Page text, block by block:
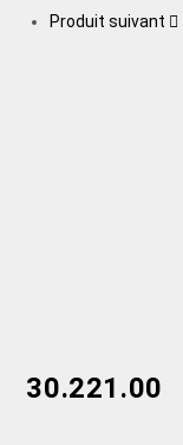
Produit suivant
30.221.00